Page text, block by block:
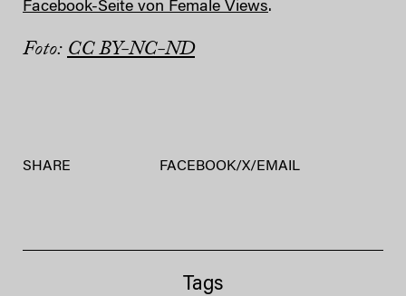
Facebook-Seite von Female Views.
Foto: CC BY-NC-ND
SHARE FACEBOOK/X/ EMAIL
Tags